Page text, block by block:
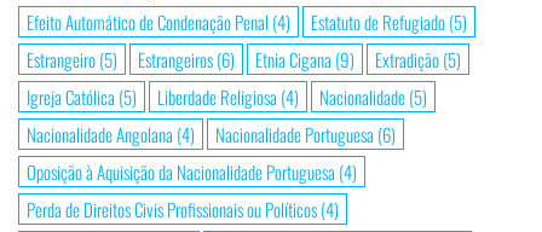
Efeito Automático de Condenação Penal (4) Estatuto de Refugiado(5)
Estrangeiro(5) Estrangeiros(6) Etnia Cigana (9) Extradição(5)
Igreja Católica (5) Liberdade Religiosa (4) Nacionalidade(5)
Nacionalidade Angolana (4) Nacionalidade Portuguesa (6)
Oposição à Aquisição da Nacionalidade Portuguesa (4)
Perda de Direitos Civis Profissionais ou Políticos(4)